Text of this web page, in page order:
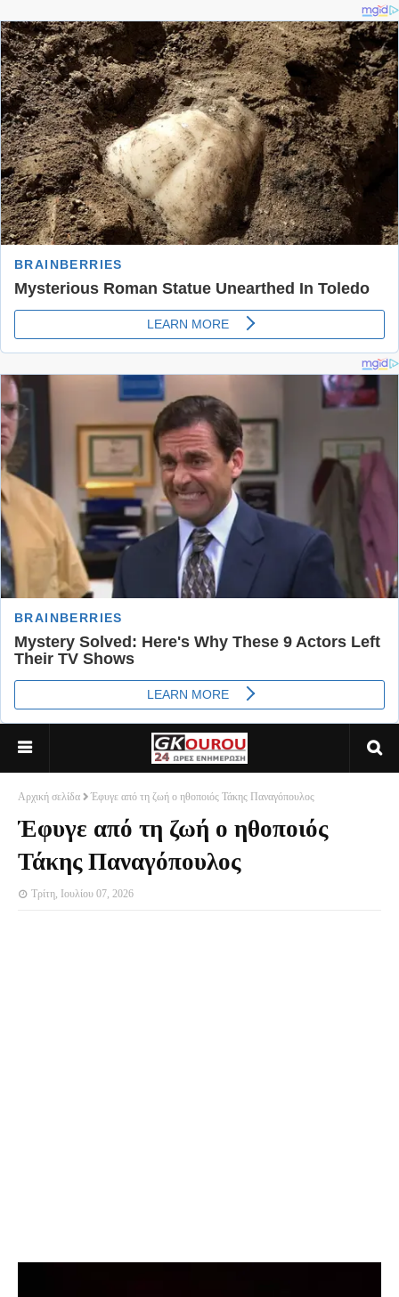
Αρχική σελίδα Έφυγε από τη ζωή ο ηθοποιός Τάκης Παναγόπουλος
Έφυγε από τη ζωή ο ηθοποιός
Τάκης Παναγόπουλος
Τρίτη, Ιουλίου 07, 2026